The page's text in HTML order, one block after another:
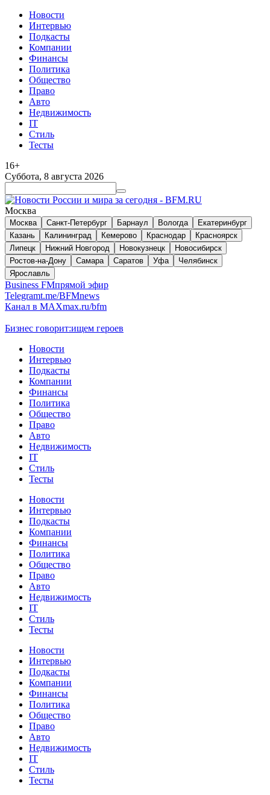
Новости
Интервью
Подкасты
Компании
Финансы
Политика
Общество
Право
Авто
Недвижимость
IT
Стиль
Тесты
16+
Суббота, 8 августа 2026
Москва
Москва Санкт-Петербург Барнаул Вологда
Екатеринбург
Казань
Калининград Кемерово Краснодар
Красноярск
Липецк
Нижний Новгород Новокузнецк
Новосибирск
Ростов-на-Дону
Самара Саратов Уфа
Челябинск
Ярославль
Business FMпрямой эфир
Telegramt.me/BFMnews
Канал в MAXmax.ru/bfm
Бизнес говорит:ищем героев
Новости
Интервью
Подкасты
Компании
Финансы
Политика
Общество
Право
Авто
Недвижимость
IT
Стиль
Тесты
Новости
Интервью
Подкасты
Компании
Финансы
Политика
Общество
Право
Авто
Недвижимость
IT
Стиль
Тесты
Новости
Интервью
Подкасты
Компании
Финансы
Политика
Общество
Право
Авто
Недвижимость
IT
Стиль
Тесты